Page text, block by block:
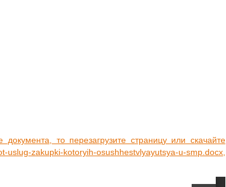
то пере­за­гру­зи­те стра­ни­цу или ска­чай­те
zakupki-kotoryih-osushhestvlyayutsya-u-smp.docx,